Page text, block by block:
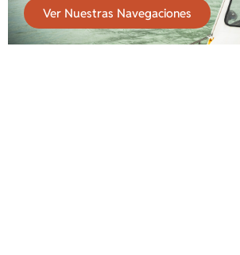
Ver Nuestras Navegaciones